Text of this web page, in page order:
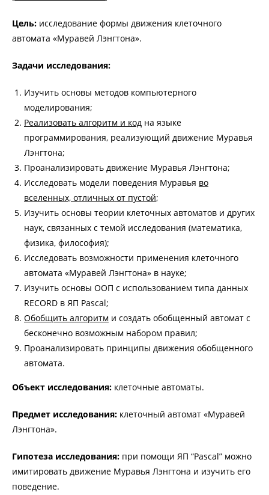
Цель: исследование формы движения клеточного
автомата «Муравей Лэнгтона».
Задачи исследования:
Изучить основы методов компьютерного
моделирования;
Реализовать алгоритм и код на языке
программирования, реализующий движение Муравья
Лэнгтона;
Проанализировать движение Муравья Лэнгтона;
Исследовать модели поведения Муравья во
вселенных, отличных от пустой;
Изучить основы теории клеточных автоматов и других
наук, связанных с темой исследования (математика,
физика, философия);
Исследовать возможности применения клеточного
автомата «Муравей Лэнгтона» в науке;
Изучить основы ООП с использованием типа данных
RECORD в ЯП Pascal;
Обобщить алгоритм и создать обобщенный автомат с
бесконечно возможным набором правил;
Проанализировать принципы движения обобщенного
автомата.
Объект исследования: клеточные автоматы.
Предмет исследования: клеточный автомат «Муравей
Лэнгтона».
Гипотеза исследования: при помощи ЯП “Pascal” можно
имитировать движение Муравья Лэнгтона и изучить его
поведение.